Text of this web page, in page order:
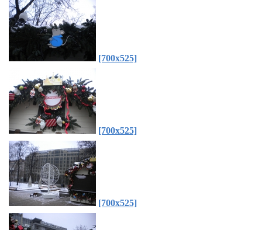
[700x525]
[700x525]
[700x525]